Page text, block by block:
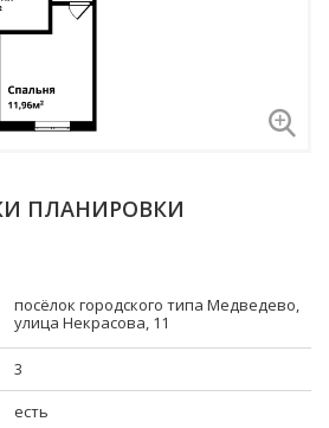
ПЛАНИРОВКИ
посёлок городского типа Медведево,
улица Некрасова, 11
3
есть